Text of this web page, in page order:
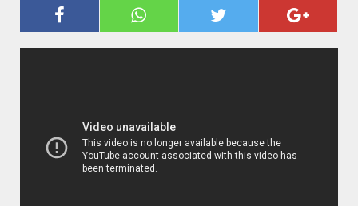
"WIR ZAHLEN DEN PREIS FÜR DEN
AMRI-SKANDAL"